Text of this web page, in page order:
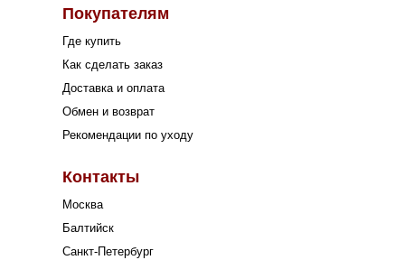
Покупателям
Где купить
Как сделать заказ
Доставка и оплата
Обмен и возврат
Рекомендации по уходу
Контакты
Москва
Балтийск
Санкт-Петербург